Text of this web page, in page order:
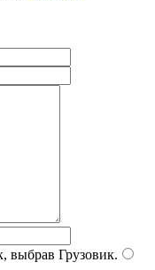
выбрав Грузовик.